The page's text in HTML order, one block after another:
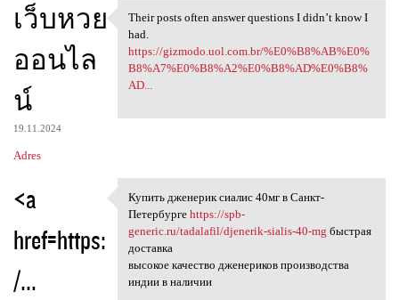
เว็บหวย
ออนไล
น์
19.11.2024
Adres
Their posts often answer
Their posts often answer questions I didn’t know I
had.
https://gizmodo.uol.com.br/%E0%B8%AB%E0%
B8%A7%E0%B8%A2%E0%B8%AD%E0%B8%
AD...
<a
href=https:
/...
Купить дженерик сиалис 40мг в
Купить дженерик сиалис 40мг в Санкт-
Петербурге https://spb-
generic.ru/tadalafil/djenerik-sialis-40-mg быстрая
доставка
высокое качество дженериков производства
индии в наличии